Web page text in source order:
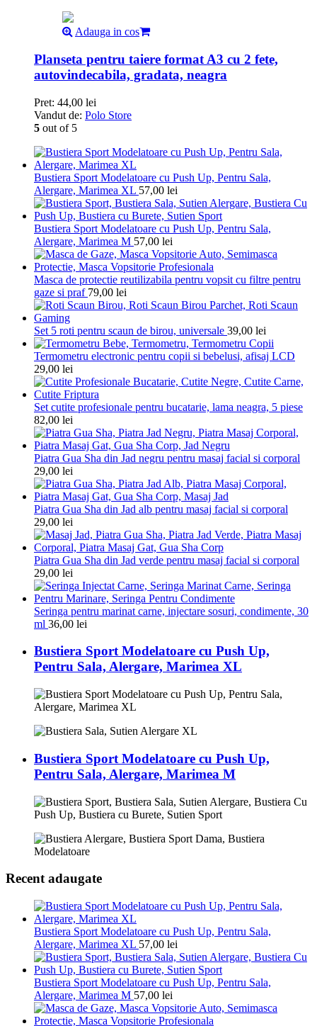
Adauga in cos
Planseta pentru taiere format A3 cu 2 fete,
autovindecabila, gradata, neagra
Pret: 44,00 lei
Vandut de: Polo Store
5 out of 5
Bustiera Sport Modelatoare cu Push Up, Pentru Sala,
Alergare, Marimea XL 57,00 lei
Bustiera Sport Modelatoare cu Push Up, Pentru Sala,
Alergare, Marimea M 57,00 lei
Masca de protectie reutilizabila pentru vopsit cu filtre pentru
gaze si praf 79,00 lei
Set 5 roti pentru scaun de birou, universale 39,00 lei
Termometru electronic pentru copii si bebelusi, afisaj LCD
29,00 lei
Set cutite profesionale pentru bucatarie, lama neagra, 5 piese
82,00 lei
Piatra Gua Sha din Jad negru pentru masaj facial si corporal
29,00 lei
Piatra Gua Sha din Jad alb pentru masaj facial si corporal
29,00 lei
Piatra Gua Sha din Jad verde pentru masaj facial si corporal
29,00 lei
Seringa pentru marinat carne, injectare sosuri, condimente, 30
ml 36,00 lei
Bustiera Sport Modelatoare cu Push Up,
Pentru Sala, Alergare, Marimea XL
Bustiera Sport Modelatoare cu Push Up,
Pentru Sala, Alergare, Marimea M
Recent adaugate
Bustiera Sport Modelatoare cu Push Up, Pentru Sala,
Alergare, Marimea XL 57,00 lei
Bustiera Sport Modelatoare cu Push Up, Pentru Sala,
Alergare, Marimea M 57,00 lei